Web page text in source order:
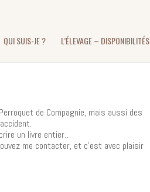
QUI SUIS-JE ? L’ÉLEVAGE – DISPONIBILITÉS
de Compagnie, mais aussi des
un livre entier…
me contacter, et c’est avec plaisir